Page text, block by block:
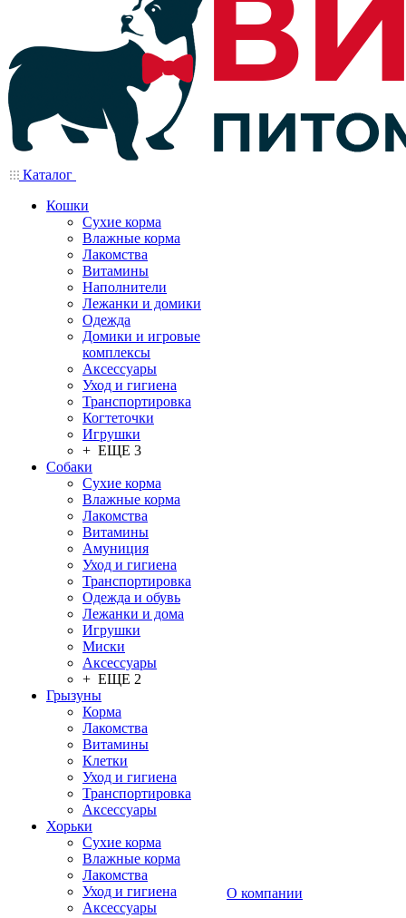
Каталог
Кошки
Сухие корма
Влажные корма
Лакомства
Витамины
Наполнители
Лежанки и домики
Одежда
Домики и игровые
комплексы
Аксессуары
Уход и гигиена
Транспортировка
Когтеточки
Игрушки
+ ЕЩЕ 3
Собаки
Сухие корма
Влажные корма
Лакомства
Витамины
Амуниция
Уход и гигиена
Транспортировка
Одежда и обувь
Лежанки и дома
Игрушки
Миски
Аксессуары
+ ЕЩЕ 2
Грызуны
Корма
Лакомства
Витамины
Клетки
Уход и гигиена
Транспортировка
Аксессуары
Хорьки
Сухие корма
Влажные корма
Лакомства
Уход и гигиена
Аксессуары
О компании